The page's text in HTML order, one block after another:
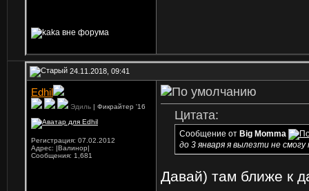
24.11.2018, 09:41
Edhil
Эдиль | Фикрайтер '16
Регистрация: 07.02.2012
Адрес: |Валинор|
Сообщения: 1,681
Цитата:
Сообщение от Big Momma
до 3 января я вылезти не
Давай) там ближе к